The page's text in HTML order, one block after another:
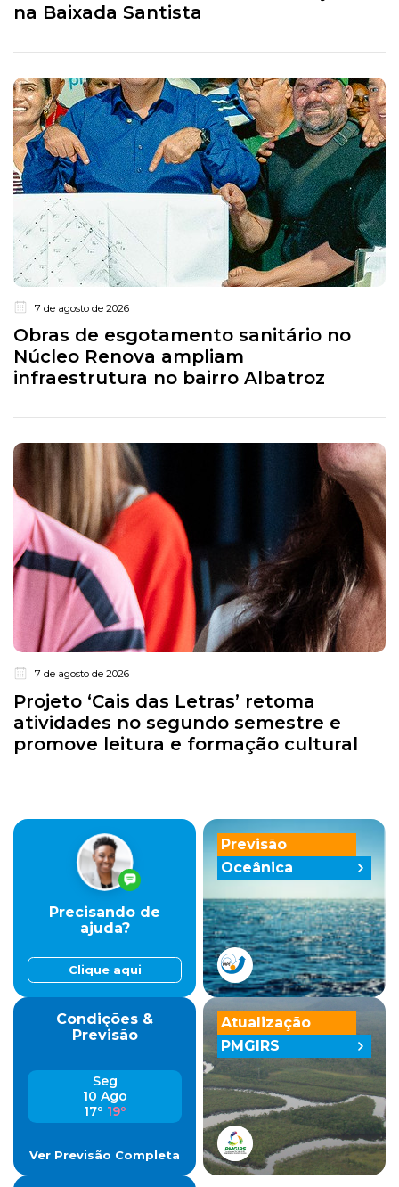
na Baixada Santista
7 de agosto de 2026
Obras de esgotamento sanitário no
Núcleo Renova ampliam
infraestrutura no bairro Albatroz
7 de agosto de 2026
Projeto ‘Cais das Letras’ retoma
atividades no segundo semestre e
promove leitura e formação cultural
Previsão
Oceânica
Precisando de
ajuda?
Clique aqui
Condições &
Previsão
Seg
10 Ago
17º 19º
Ver Previsão Completa
Atualização
PMGIRS